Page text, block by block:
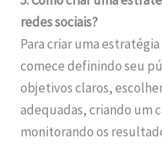
redes sociais?
Para criar uma
comece definindo seu
objetivos claros,
adequadas, criando um
monitorando os